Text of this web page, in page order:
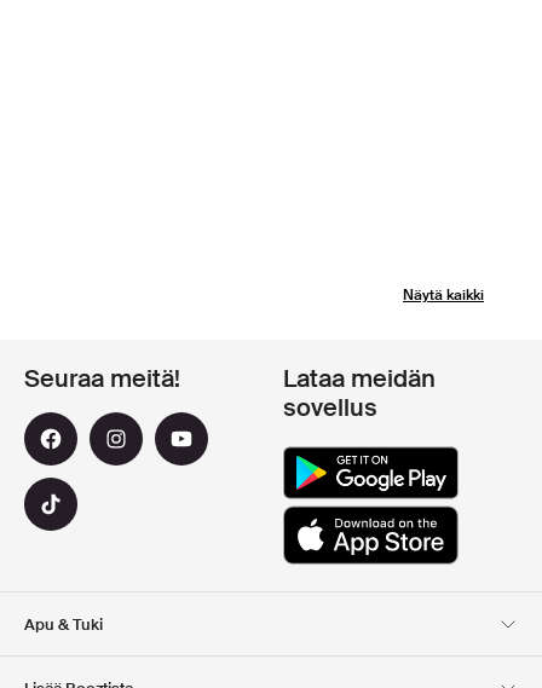
Näytä kaikki
Apu & Tuki
Seuraa meitä!
Lataa meidän
sovellus